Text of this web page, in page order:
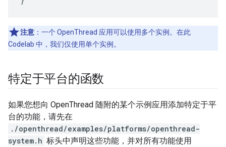
注意 ：一个 OpenThread 应用可以使用多个实例。在此
Codelab 中，我们仅使用单个实例。
特定于平台的函数
如果您想向 OpenThread 随附的某个示例应用添加特定于平
台的功能，请先在
./openthread/examples/platforms/openthread-
system.h 标头中声明这些功能，并对所有功能使用